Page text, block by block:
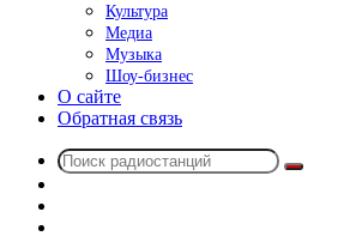
Культура
Медиа
Музыка
Шоу-бизнес
О сайте
Обратная связь
Поиск